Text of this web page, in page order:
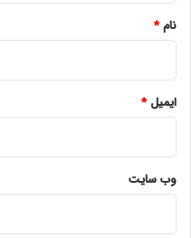
نام*
ایمیل*
وب‌ سایت